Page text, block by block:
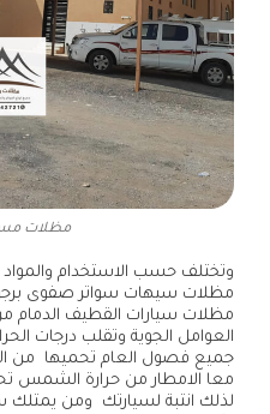
مظلات
وتختلف حسب الاستخدام
مظلات سيهات سواتر صفوى
مظلات سيارات القطيف الدمام
العوامل الجوية وتقلب درجات
جميع فصول العام تحميها من
معا الامطار من حرارة الشمس
لذلك انتبة لسيارتك ومن يمتلك